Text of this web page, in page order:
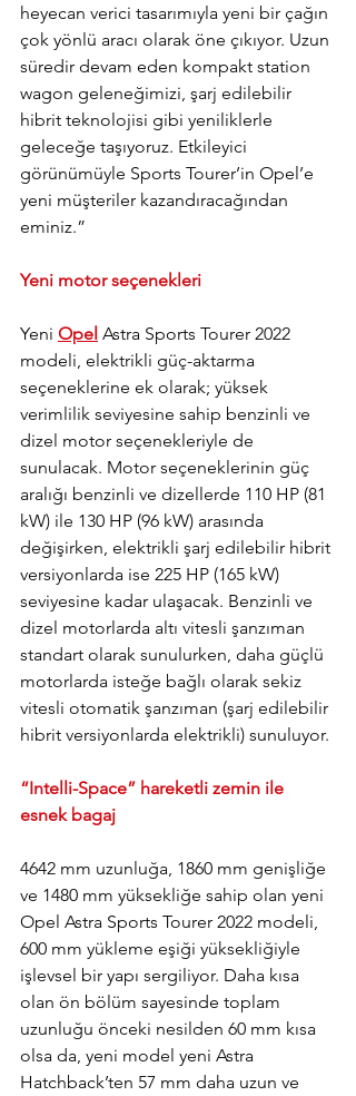
heyecan verici tasarımıyla yeni bir çağın
çok yönlü aracı olarak öne çıkıyor. Uzun
süredir devam eden kompakt station
wagon geleneğimizi, şarj edilebilir
hibrit teknolojisi gibi yeniliklerle
geleceğe taşıyoruz. Etkileyici
görünümüyle Sports Tourer’in Opel’e
yeni müşteriler kazandıracağından
eminiz.”
Yeni motor seçenekleri
Yeni Opel Astra Sports Tourer 2022
modeli, elektrikli güç-aktarma
seçeneklerine ek olarak; yüksek
verimlilik seviyesine sahip benzinli ve
dizel motor seçenekleriyle de
sunulacak. Motor seçeneklerinin güç
aralığı benzinli ve dizellerde 110 HP (81
kW) ile 130 HP (96 kW) arasında
değişirken, elektrikli şarj edilebilir hibrit
versiyonlarda ise 225 HP (165 kW)
seviyesine kadar ulaşacak. Benzinli ve
dizel motorlarda altı vitesli şanzıman
standart olarak sunulurken, daha güçlü
motorlarda isteğe bağlı olarak sekiz
vitesli otomatik şanzıman (şarj edilebilir
hibrit versiyonlarda elektrikli) sunuluyor.
“Intelli-Space” hareketli zemin ile
esnek bagaj
4642 mm uzunluğa, 1860 mm genişliğe
ve 1480 mm yüksekliğe sahip olan yeni
Opel Astra Sports Tourer 2022 modeli,
600 mm yükleme eşiği yüksekliğiyle
işlevsel bir yapı sergiliyor. Daha kısa
olan ön bölüm sayesinde toplam
uzunluğu önceki nesilden 60 mm kısa
olsa da, yeni model yeni Astra
Hatchback’ten 57 mm daha uzun ve